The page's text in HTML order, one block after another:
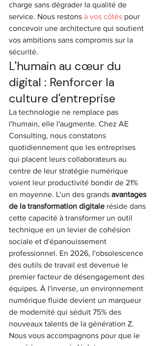
charge sans dégrader la qualité de
service. Nous restons à vos côtés pour
concevoir une architecture qui soutient
vos ambitions sans compromis sur la
sécurité.
L'humain au cœur du
digital : Renforcer la
culture d'entreprise
La technologie ne remplace pas
l'humain, elle l'augmente. Chez AE
Consulting, nous constatons
quotidiennement que les entreprises
qui placent leurs collaborateurs au
centre de leur stratégie numérique
voient leur productivité bondir de 21%
en moyenne. L'un des grands avantages
de la transformation digitale réside dans
cette capacité à transformer un outil
technique en un levier de cohésion
sociale et d'épanouissement
professionnel. En 2026, l'obsolescence
des outils de travail est devenue le
premier facteur de désengagement des
équipes. À l'inverse, un environnement
numérique fluide devient un marqueur
de modernité qui séduit 75% des
nouveaux talents de la génération Z.
Nous vous accompagnons pour que le